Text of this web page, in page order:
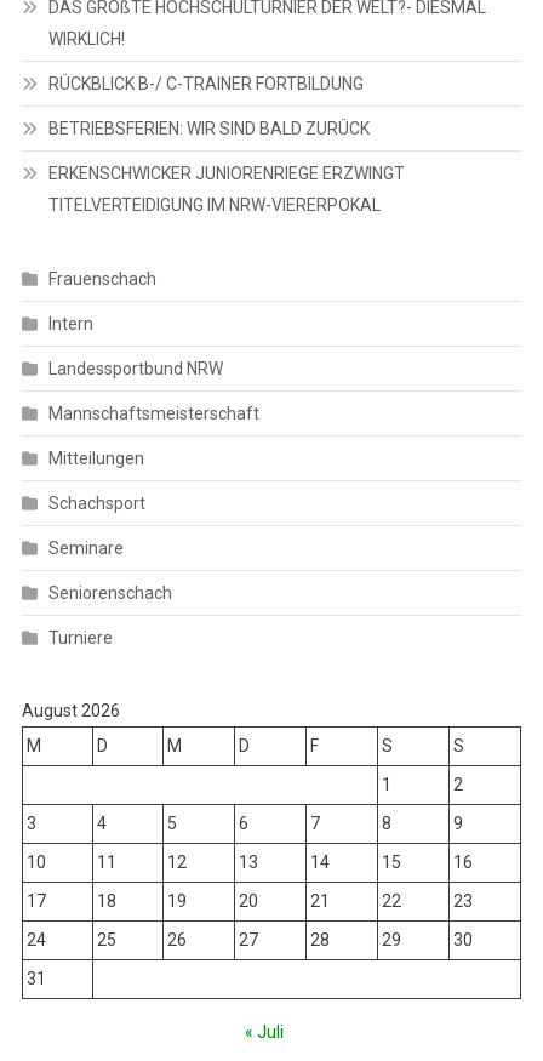
DAS GRÖßTE HOCHSCHULTURNIER DER WELT?- DIESMAL
WIRKLICH!
RÜCKBLICK B-/ C-TRAINER FORTBILDUNG
BETRIEBSFERIEN: WIR SIND BALD ZURÜCK
ERKENSCHWICKER JUNIORENRIEGE ERZWINGT
TITELVERTEIDIGUNG IM NRW-VIERERPOKAL
Frauenschach
Intern
Landessportbund NRW
Mannschaftsmeisterschaft
Mitteilungen
Schachsport
Seminare
Seniorenschach
Turniere
August 2026
M
D M D F S
S
1
2
3
4 5 6 7 8
9
10
11 12 13 14 15
16
17
18 19 20 21 22
23
24
25 26 27 28 29
30
31
« Juli